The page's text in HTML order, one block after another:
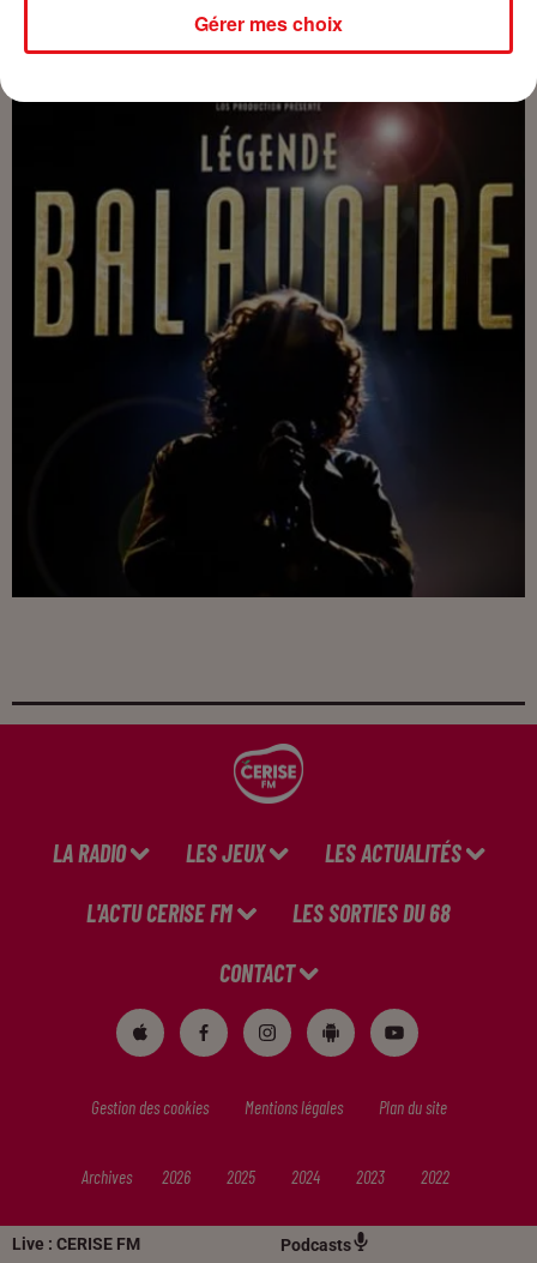
Live : CERISE FM Podcasts
https://www.eden-
sausheim.com/legende-balavoine
LA RADIO LES JEUX LES ACTUALITÉS
L'ACTU CERISE FM LES SORTIES DU 68
CONTACT
Gestion des cookies Mentions légales Plan du site
Archives 2026 2025 2024 2023 2022
Gérer mes choix